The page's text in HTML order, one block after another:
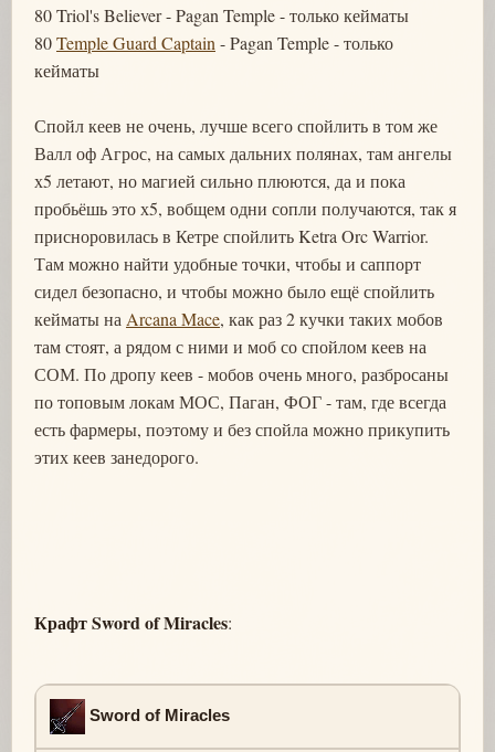
80 Triol's Believer - Pagan Temple - только кейматы
80Temple Guard Captain - Pagan Temple - только
кейматы
Спойл кеев не очень, лучше всего спойлить в том же
Валл оф Агрос, на самых дальних полянах, там ангелы
х5 летают, но магией сильно плюются, да и пока
пробьёшь это х5, вобщем одни сопли получаются, так я
присноровилась в Кетре спойлить Ketra Orc Warrior.
Там можно найти удобные точки, чтобы и саппорт
сидел безопасно, и чтобы можно было ещё спойлить
кейматы на Arcana Mace, как раз 2 кучки таких мобов
там стоят, а рядом с ними и моб со спойлом кеев на
СОМ. По дропу кеев - мобов очень много, разбросаны
по топовым локам МОС, Паган, ФОГ - там, где всегда
есть фармеры, поэтому и без спойла можно прикупить
этих кеев занедорого.
Крафт Sword of Miracles:
Sword of Miracles